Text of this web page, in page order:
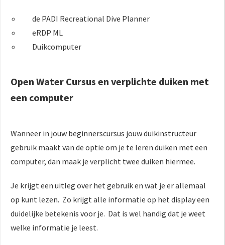
de PADI Recreational Dive Planner
eRDP ML
Duikcomputer
Open Water Cursus en verplichte duiken met
een computer
Wanneer in jouw beginnerscursus jouw duikinstructeur
gebruik maakt van de optie om je te leren duiken met een
computer, dan maak je verplicht twee duiken hiermee.
Je krijgt een uitleg over het gebruik en wat je er allemaal
op kunt lezen. Zo krijgt alle informatie op het display een
duidelijke betekenis voor je. Dat is wel handig dat je weet
welke informatie je leest.